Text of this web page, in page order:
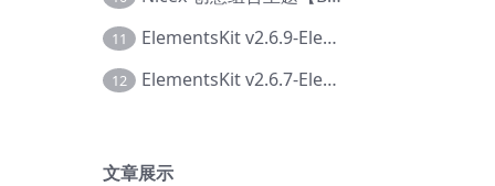
11 ElementsKit v2.6.9-Elementor插件【Ab-0161】
12 ElementsKit v2.6.7-Elementor插件【Ab-0162】
文章展示